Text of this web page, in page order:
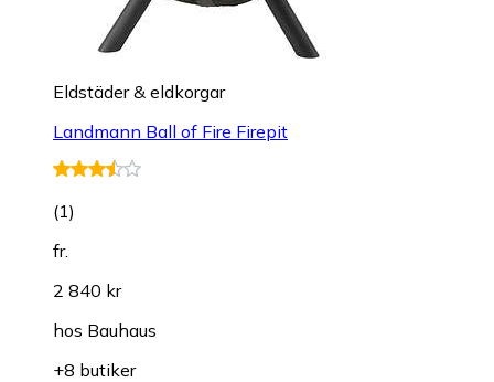
Eldstäder & eldkorgar
Landmann Ball of Fire Firepit
(1)
fr.
2 840 kr
hos Bauhaus
+8 butiker